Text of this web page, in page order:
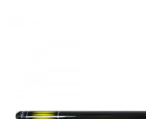
hvězdiček.